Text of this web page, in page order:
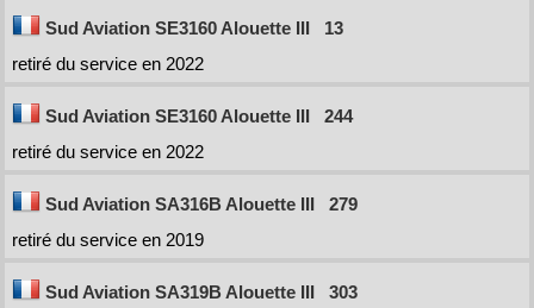
Sud Aviation SE3160 Alouette III
13
retiré du service en 2022
Sud Aviation SE3160 Alouette III
244
retiré du service en 2022
Sud Aviation SA316B Alouette III
279
retiré du service en 2019
Sud Aviation SA319B Alouette III
303